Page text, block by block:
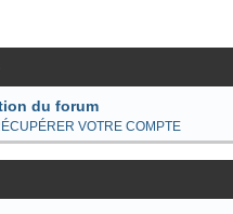
du forum
VOTRE COMPTE